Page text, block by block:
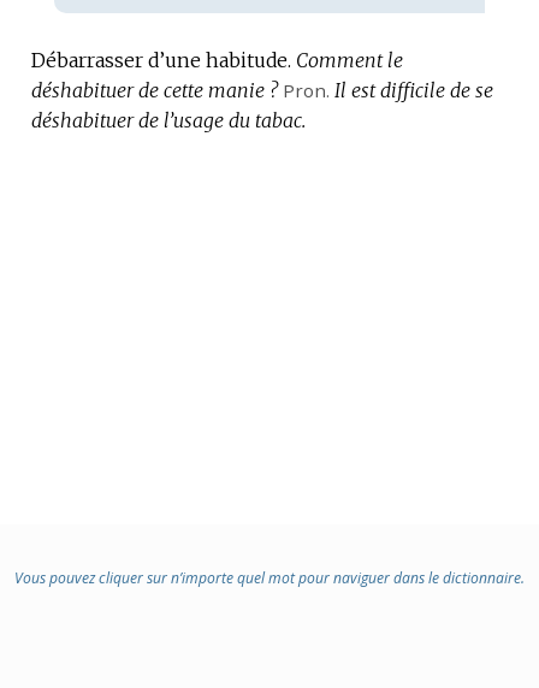
Débarrasser d’une habitude. Comment le
déshabituer de cette manie ? Pron. Il est difficile de se
déshabituer de l’usage du tabac.
Vous pouvez cliquer sur n’importe quel mot pour naviguer dans le dictionnaire.